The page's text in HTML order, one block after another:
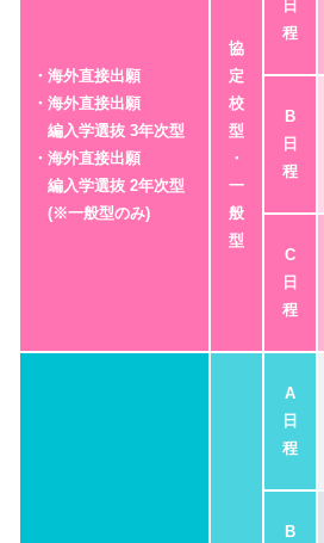
・海外直接出願
・海外直接出願
編入学選抜 3年次型
・海外直接出願
編入学選抜 2年次型
(※一般型のみ)
協
定
校
型
・
一
般
型
日
程
B
日
程
C
日
程
A
日
程
B